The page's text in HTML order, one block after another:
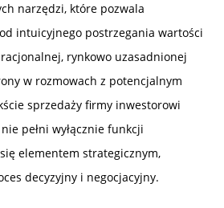
narzędzi, które pozwala
intuicyjnego postrzegania wartości
rynkowo uzasadnionej
w rozmowach z potencjalnym
sprzedaży firmy inwestorowi
pełni wyłącznie funkcji
elementem strategicznym,
decyzyjny i negocjacyjny.